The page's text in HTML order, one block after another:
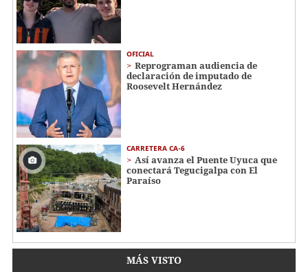
OFICIAL
Reprograman audiencia de
declaración de imputado de
Roosevelt Hernández
CARRETERA CA-6
Así avanza el Puente Uyuca que
conectará Tegucigalpa con El
Paraíso
MÁS VISTO